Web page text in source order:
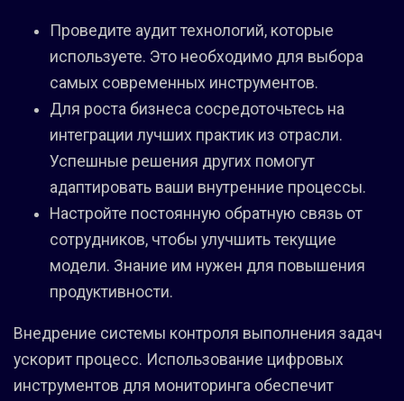
Проведите аудит технологий, которые
используете. Это необходимо для выбора
самых современных инструментов.
Для роста бизнеса сосредоточьтесь на
интеграции лучших практик из отрасли.
Успешные решения других помогут
адаптировать ваши внутренние процессы.
Настройте постоянную обратную связь от
сотрудников, чтобы улучшить текущие
модели. Знание им нужен для повышения
продуктивности.
Внедрение системы контроля выполнения задач
ускорит процесс. Использование цифровых
инструментов для мониторинга обеспечит